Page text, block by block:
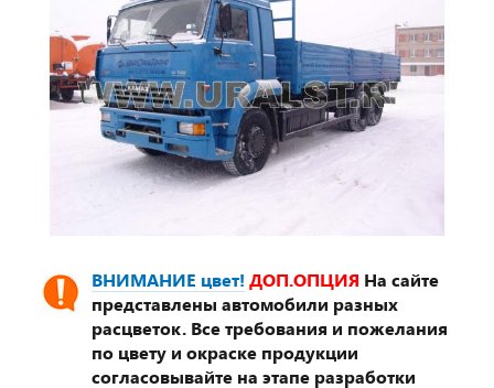
ВНИМАНИЕ цвет! ДОП.ОПЦИЯ На сайте
представлены автомобили разных
расцветок. Все требования и пожелания
по цвету и окраске продукции
согласовывайте на этапе разработки